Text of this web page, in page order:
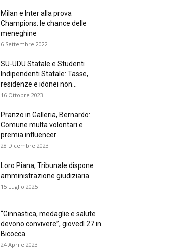
Milan e Inter alla prova
Champions: le chance delle
meneghine
6 Settembre 2022
SU-UDU Statale e Studenti
Indipendenti Statale: Tasse,
residenze e idonei non...
16 Ottobre 2023
Pranzo in Galleria, Bernardo:
Comune multa volontari e
premia influencer
28 Dicembre 2023
Loro Piana, Tribunale dispone
amministrazione giudiziaria
15 Luglio 2025
“Ginnastica, medaglie e salute
devono convivere”, giovedì 27 in
Bicocca.
24 Aprile 2023